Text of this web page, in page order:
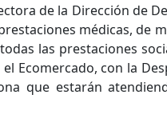
de la Dirección de
médicas, de
las prestaciones
Ecomercado, con la
que estarán